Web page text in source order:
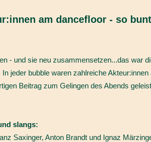
am dancefloor - so
- und sie neu zusammensetzen...das war
jeder bubble waren zahlreiche Akteur:innen
Beitrag zum Gelingen des Abends
slangs:
Saxinger, Anton Brandt und Ignaz